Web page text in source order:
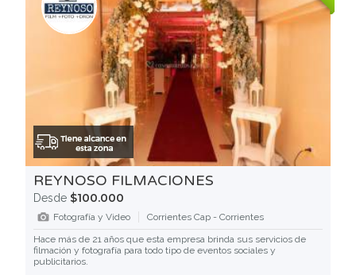
REYNOSO FILMACIONES
Desde $100.000
Fotografía y Video
Corrientes Cap - Corrientes
Hace más de 21 años que esta empresa brinda sus servicios de
filmación y fotografía para todo tipo de eventos sociales y
publicitarios.